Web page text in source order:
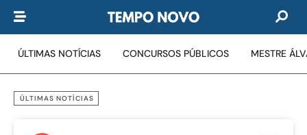
ÚLTIMAS NOTÍCIAS CONCURSOS PÚBLICOS MESTRE
ÚLTIMAS NOTÍCIAS